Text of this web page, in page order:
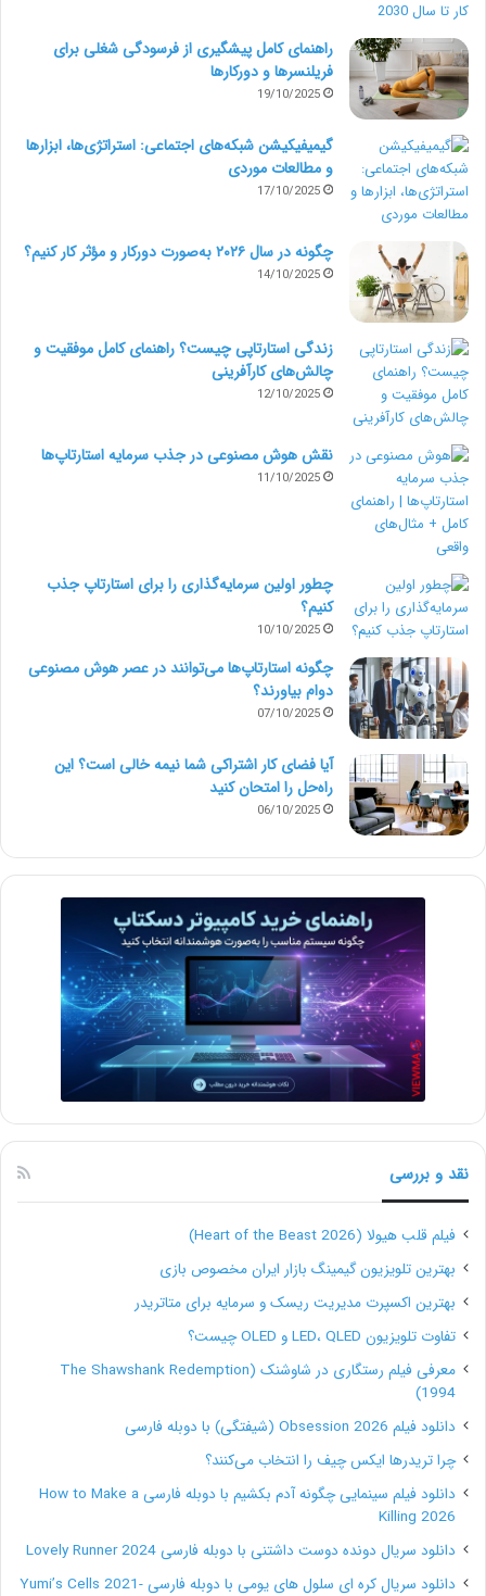
راهنمای کامل پیشگیری از فرسودگی شغلی برای
فریلنسرها و دورکارها
19/10/2025
گیمیفیکیشن شبکه‌های اجتماعی: استراتژی‌ها، ابزارها
و مطالعات موردی
17/10/2025
چگونه در سال ۲۰۲۶ به‌صورت دورکار و مؤثر کار کنیم؟
14/10/2025
زندگی استارتاپی چیست؟ راهنمای کامل موفقیت و
چالش‌های کارآفرینی
12/10/2025
نقش هوش مصنوعی در جذب سرمایه استارتاپ‌ها
11/10/2025
چطور اولین سرمایه‌گذاری را برای استارتاپ جذب
کنیم؟
10/10/2025
چگونه استارتاپ‌ها می‌توانند در عصر هوش مصنوعی
دوام بیاورند؟
07/10/2025
آیا فضای کار اشتراکی شما نیمه‌ خالی است؟ این
راه‌حل را امتحان کنید
06/10/2025
نقد و بررسی
فیلم قلب هیولا (Heart of the Beast 2026)
بهترین تلویزیون گیمینگ بازار ایران مخصوص بازی
بهترین اکسپرت مدیریت ریسک و سرمایه برای متاتریدر
تفاوت تلویزیون LED، QLED و OLED چیست؟
معرفی فیلم رستگاری در شاوشنک (The Shawshank Redemption
1994)
دانلود فیلم Obsession 2026 (شیفتگی) با دوبله فارسی
چرا تریدرها ایکس چیف را انتخاب می‌کنند؟
دانلود فیلم سینمایی چگونه آدم بکشیم با دوبله فارسی How to Make a
Killing 2026
دانلود سریال دونده دوست داشتنی با دوبله فارسی Lovely Runner 2024
دانلود سریال کره ای سلول های یومی با دوبله فارسی Yumi’s Cells 2021-